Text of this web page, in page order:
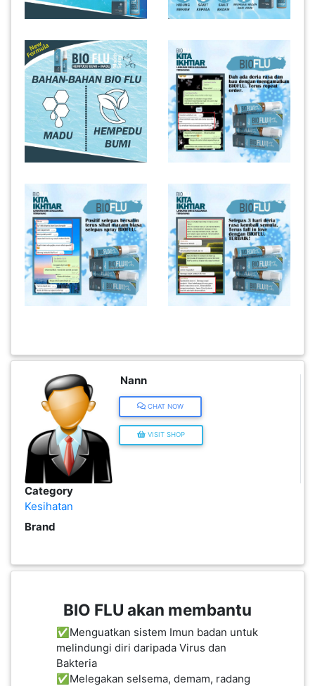
Nann
CHAT NOW
VISIT SHOP
Category
Kesihatan
Brand
BIO FLU akan membantu
✅Menguatkan sistem Imun badan untuk
melindungi diri daripada Virus dan
Bakteria
✅Melegakan selsema, demam, radang
TUDUNG(0)
ARTIKEL(14)
PEMBORONG(2)
PRODUK
DIGITAL(29)
MAKANAN(25)
PERNIAGAAN(41)
KENDERAAN(6)
SUKAN/HOBI(2)
PERCUTIAN
PELANCONGAN(1)
RUMAH
SERVIS(17)